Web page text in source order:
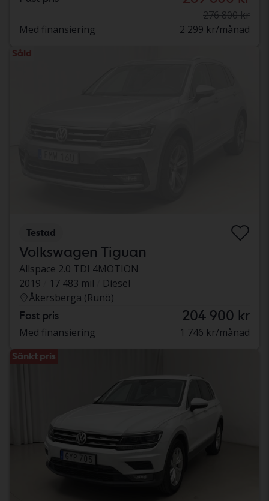
276 800 kr
Med finansiering
2 299 kr/månad
Såld
Testad
Volkswagen Tiguan
Allspace 2.0 TDI 4MOTION
2019
17 483 mil
Diesel
Åkersberga (Runö)
Fast pris 204 900 kr
Med finansiering 1 746 kr/månad
Sänkt pris